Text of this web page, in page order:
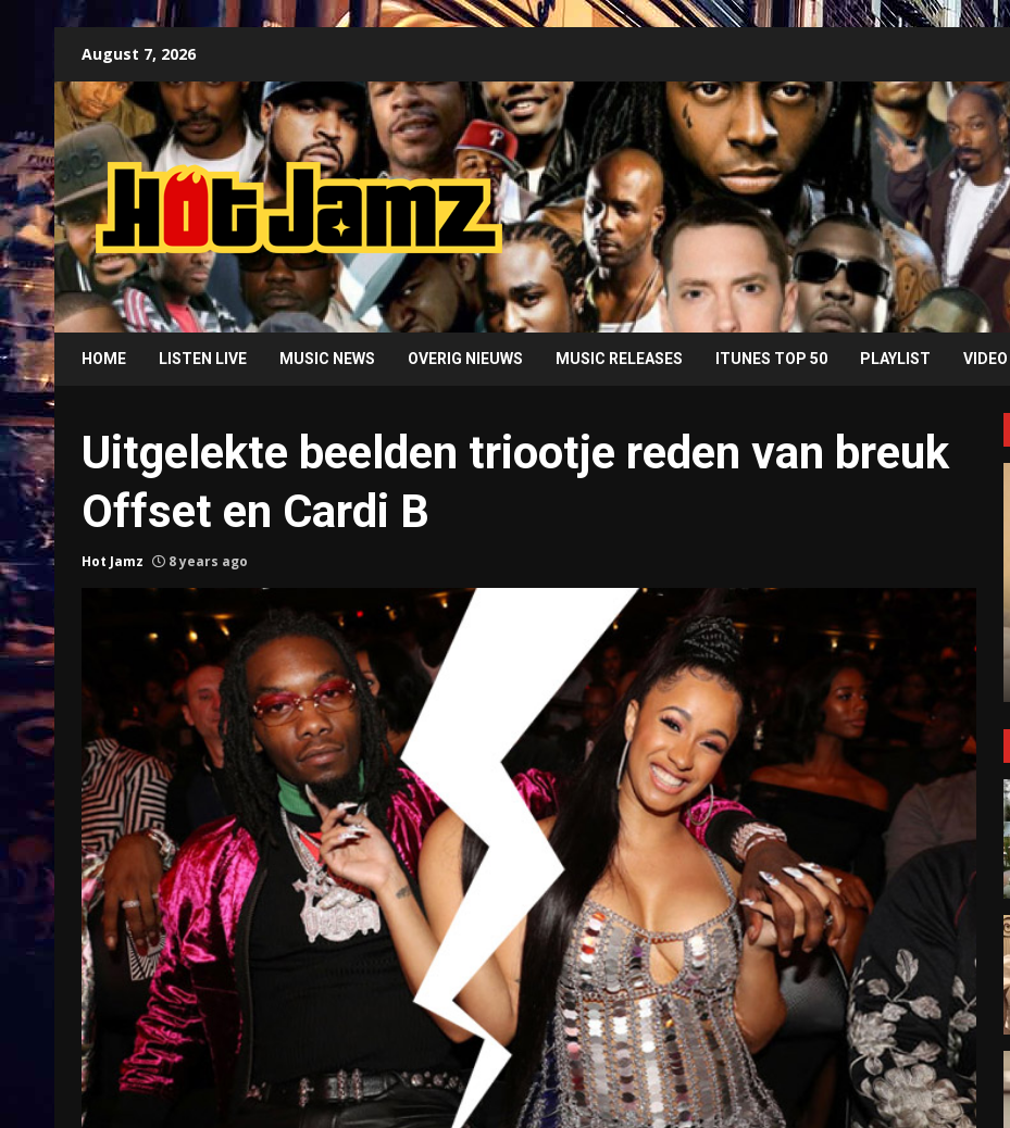
content
August 7, 2026
HOME LISTEN LIVE MUSIC NEWS OVERIG NIEUWS MUSIC RELEASES ITUNES TOP 50 PLAYLIST VIDEO
Uitgelekte beelden triootje reden van breuk
Offset en Cardi B
Hot Jamz 8 years ago
Treinkaartjes worden duurder,
abonnementen verdwijnen
9 months ago
Taylor Swift officieel getrouwd met Travis
Kelce
1 month ago